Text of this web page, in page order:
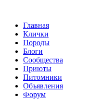
Главная
Клички
Породы
Блоги
Сообщества
Приюты
Питомники
Объявления
Форум